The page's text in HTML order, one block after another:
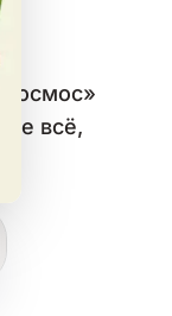
всё,